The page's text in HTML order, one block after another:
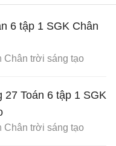
6 tập 1 SGK Chân
Chân trời sáng tạo
Toán 6 tập 1 SGK
Chân trời sáng tạo